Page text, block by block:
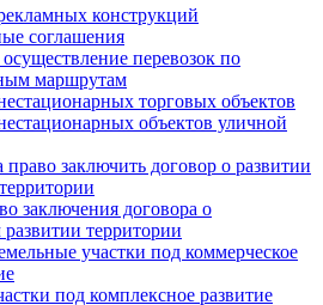
конструкций
соглашения
перевозок по
маршрутам
торговых объектов
объектов уличной
заключить договор о развитии
заключения договора о
территории
участки под коммерческое
под комплексное развитие